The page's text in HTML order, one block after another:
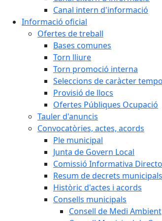
Canal intern d'informació
Informació oficial
Ofertes de treball
Bases comunes
Torn lliure
Torn promoció interna
Seleccions de caràcter
Provisió de llocs
Ofertes Públiques Ocupació
Tauler d'anuncis
Convocatòries, actes, acords
Ple municipal
Junta de Govern Local
Comissió Informativa
Resum de decrets municipals
Històric d'actes i acords
Consells municipals
Consell de Medi Ambient